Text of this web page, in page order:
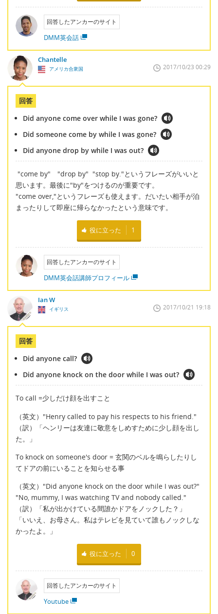
回答したアンカーのサイト
DMM英会話
Chantelle
アメリカ合衆国 2017/10/23 00:29
回答
Did anyone come over while I was gone?
Did someone come by while I was gone?
Did anyone drop by while I was out?
"come by" "drop by" "stop by."というフレーズがいいと
思います。最後に"by"をつけるのが重要です。
"come over,"というフレーズも使えます。だいたい相手が泊
まったりして即座に帰らなかったという意味です。
役に立った 1
回答したアンカーのサイト
DMM英会話講師プロフィール
Ian W
イギリス 2017/10/21 19:18
回答
Did anyone call?
Did anyone knock on the door while I was out?
To call =少しだけ顔を出すこと
（英文）"Henry called to pay his respects to his friend."
（訳）「ヘンリーは友達に敬意をしめすために少し顔を出し
た。」
To knock on someone's door = 玄関のベルを鳴らしたりし
てドアの前にいることを知らせる事
（英文）"Did anyone knock on the door while I was out?"
"No, mummy, I was watching TV and nobody called."
（訳）「私が出かけている間誰かドアをノックした？」
「いいえ、お母さん。私はテレビを見ていて誰もノックしな
かったよ。」
役に立った 0
回答したアンカーのサイト
Youtube